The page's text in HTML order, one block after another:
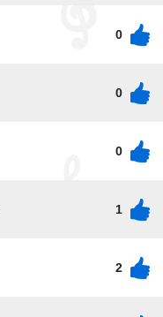
0
0
0
1
2